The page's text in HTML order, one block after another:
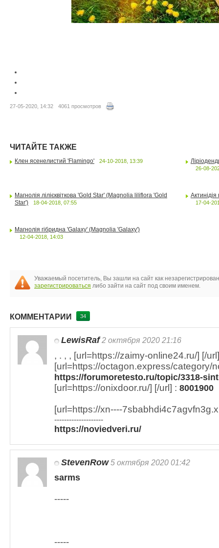
27-05-2020, 14:32 4061 просмотров
ЧИТАЙТЕ ТАКЖЕ
Клен ясенелистий 'Flamingo' 24-10-2018, 13:39
26-08-
Магнолія лілієквіткова 'Gold Star' (Magnolia liliflora 'Gold
Star')
18-04-2018, 07:55 17-04-
Магнолія гібридна 'Galaxy' (Magnolia 'Galaxy')
12-04-2018, 14:03
Уважаемый посетитель, Вы зашли на сайт как
зарегистрироваться либо зайти на сайт под своим именем.
КОММЕНТАРИИ 34
LewisRaf2 октября 2020 21:16
, . , , [url=https://zaimy-online24.ru/] [/
[url=https://octagon.express/category/
https://forumoretesto.ru/topic/3318-
[url=https://onixdoor.ru/] [/url] : 8001900
[url=https://xn----
--------------------
https://noviedveri.ru/
StevenRow5 октября 2020 01:42
sarms
-----
-----